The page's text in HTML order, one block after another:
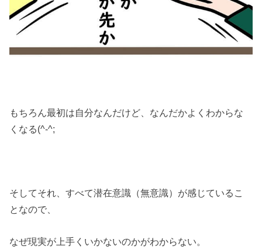
もちろん最初は自分なんだけど、なんだかよくわからな
くなる(^-^;
そしてそれ、すべて潜在意識（無意識）が感じているこ
となので、
なぜ現実が上手くいかないのかがわからない。